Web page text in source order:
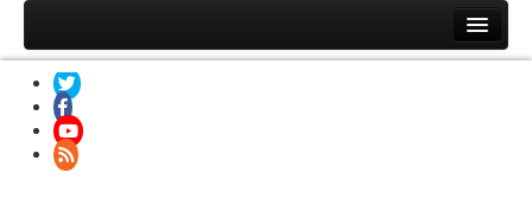
Inicio
Noticias
Personal